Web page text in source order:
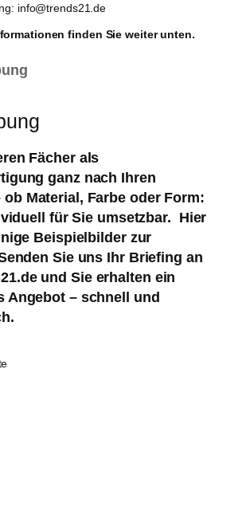
info@trends21.de
finden Sie weiter unten.
Fächer als
ganz nach Ihren
ob Material, Farbe oder Form:
für Sie umsetzbar. Hier
Beispielbilder zur
Sie uns Ihr Briefing an
und Sie erhalten ein
Angebot – schnell und